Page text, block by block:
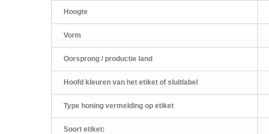
Hoogte
Vorm
Oorsprong / productie land
Hoofd kleuren van het etiket of sluitlabel
Type honing vermelding op etiket
Soort etiket: